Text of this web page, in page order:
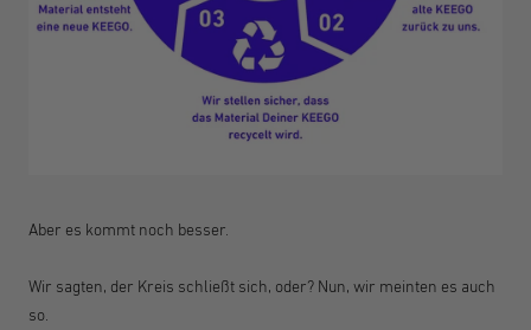
Aber es kommt noch besser.
Wir sagten, der Kreis schließt sich, oder? Nun, wir meinten es auch
so.